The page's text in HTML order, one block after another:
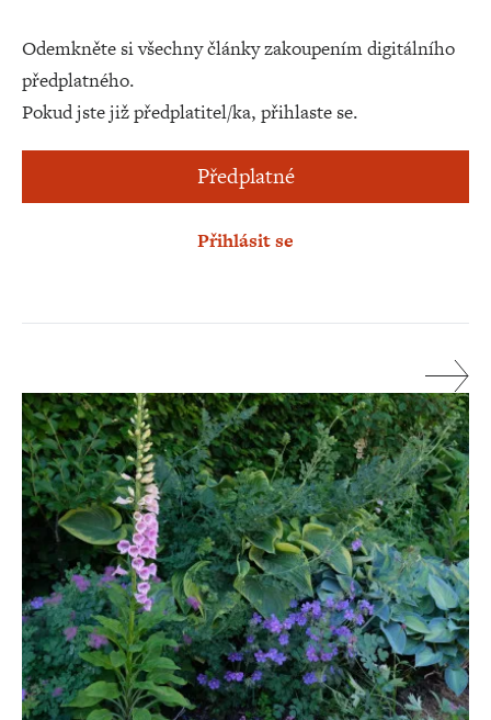
Odemkněte si všechny články zakoupením digitálního
předplatného.
Pokud jste již předplatitel/ka, přihlaste se.
Předplatné
Přihlásit se